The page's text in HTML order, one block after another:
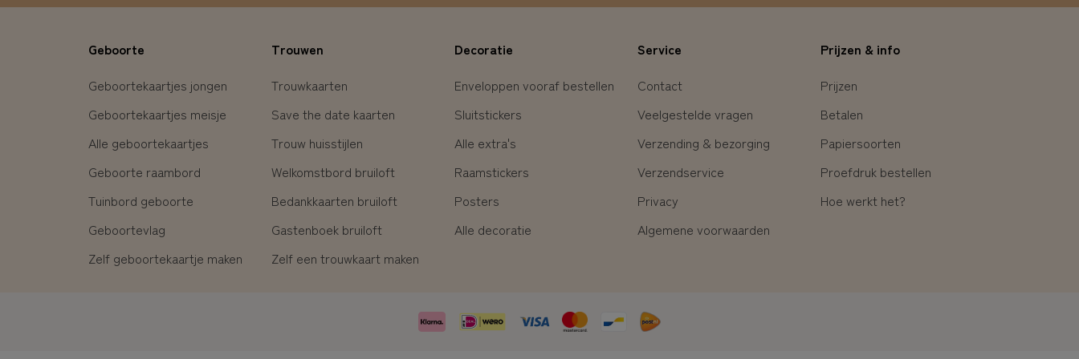
Geboorte
Geboortekaartjes jongen
Geboortekaartjes meisje
Alle geboortekaartjes
Geboorte raambord
Tuinbord geboorte
Geboortevlag
Zelf geboortekaartje maken
Trouwen
Trouwkaarten
Save the date kaarten
Trouw huisstijlen
Welkomstbord bruiloft
Bedankkaarten bruiloft
Gastenboek bruiloft
Zelf een trouwkaart maken
Decoratie
Enveloppen vooraf bestellen
Sluitstickers
Alle extra's
Raamstickers
Posters
Alle decoratie
Service
Contact
Veelgestelde vragen
Verzending & bezorging
Verzendservice
Privacy
Algemene voorwaarden
Prijzen & info
Prijzen
Betalen
Papiersoorten
Proefdruk bestellen
Hoe werkt het?